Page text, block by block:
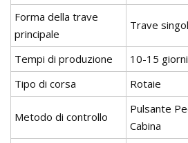
Forma della trave
principale
Trave
Tempi di produzione
10-15 giorni
Tipo di corsa
Rotaie
Metodo di controllo
Pulsante
Cabina